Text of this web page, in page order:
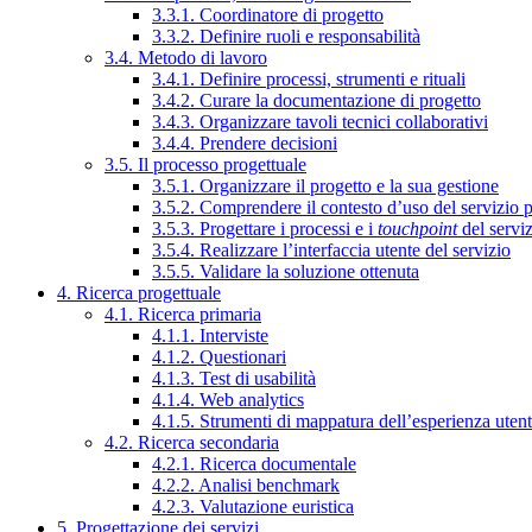
3.3.1. Coordinatore di progetto
3.3.2. Definire ruoli e responsabilità
3.4. Metodo di lavoro
3.4.1. Definire processi, strumenti e rituali
3.4.2. Curare la documentazione di progetto
3.4.3. Organizzare tavoli tecnici collaborativi
3.4.4. Prendere decisioni
3.5. Il processo progettuale
3.5.1. Organizzare il progetto e la sua gestione
3.5.2. Comprendere il contesto d’uso del servizio
3.5.3. Progettare i processi e i touchpointdel
3.5.4. Realizzare l’interfaccia utente del servizio
3.5.5. Validare la soluzione ottenuta
4. Ricerca progettuale
4.1. Ricerca primaria
4.1.1. Interviste
4.1.2. Questionari
4.1.3. Test di usabilità
4.1.4. Web analytics
4.1.5. Strumenti di mappatura dell’esperienza
4.2. Ricerca secondaria
4.2.1. Ricerca documentale
4.2.2. Analisi benchmark
4.2.3. Valutazione euristica
5. Progettazione dei servizi